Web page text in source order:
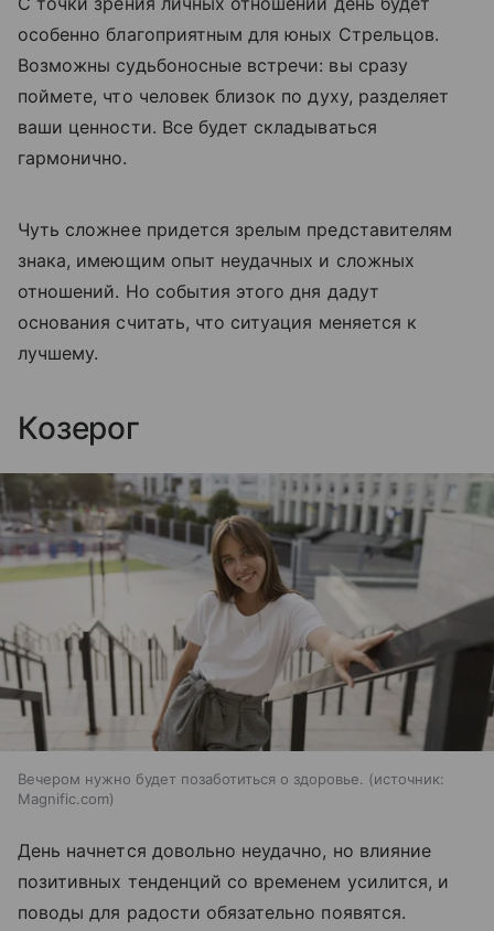
особенно благоприятным для юных Стрельцов.
Возможны судьбоносные встречи: вы сразу
поймете, что человек близок по духу, разделяет
ваши ценности. Все будет складываться
гармонично.
Чуть сложнее придется зрелым представителям
знака, имеющим опыт неудачных и сложных
отношений. Но события этого дня дадут
основания считать, что ситуация меняется к
лучшему.
Козерог
Вечером нужно будет позаботиться о здоровье.
источник:
Magnific.com
День начнется довольно неудачно, но влияние
позитивных тенденций со временем усилится, и
поводы для радости обязательно появятся.